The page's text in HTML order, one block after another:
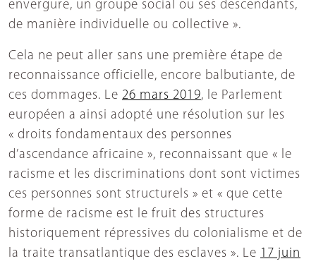
envergure, un groupe social ou ses descendants,
de manière individuelle ou collective ».
Cela ne peut aller sans une première étape de
reconnaissance officielle, encore balbutiante, de
ces dommages. Le 26 mars 2019, le Parlement
européen a ainsi adopté une résolution sur les
« droits fondamentaux des personnes
d’ascendance africaine », reconnaissant que « le
racisme et les discriminations dont sont victimes
ces personnes sont structurels » et « que cette
forme de racisme est le fruit des structures
historiquement répressives du colonialisme et de
la traite transatlantique des esclaves ». Le 17 juin